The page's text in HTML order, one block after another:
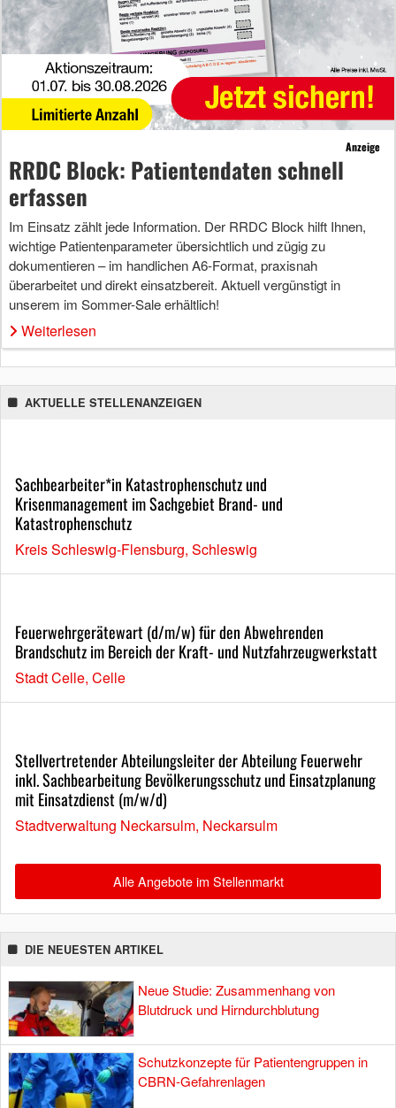
Anzeige
RRDC Block: Patientendaten schnell
erfassen
Im Einsatz zählt jede Information. Der RRDC Block hilft Ihnen,
wichtige Patientenparameter übersichtlich und zügig zu
dokumentieren – im handlichen A6-Format, praxisnah
überarbeitet und direkt einsatzbereit. Aktuell vergünstigt in
unserem im Sommer-Sale erhältlich!
Weiterlesen
AKTUELLE STELLENANZEIGEN
Sachbearbeiter*in Katastrophenschutz und
Krisenmanagement im Sachgebiet Brand- und
Katastrophenschutz
Kreis Schleswig-Flensburg, Schleswig
Feuerwehrgerätewart (d/m/w) für den Abwehrenden
Brandschutz im Bereich der Kraft- und Nutzfahrzeugwerkstatt
Stadt Celle, Celle
Stellvertretender Abteilungsleiter der Abteilung Feuerwehr
inkl. Sachbearbeitung Bevölkerungsschutz und Einsatzplanung
mit Einsatzdienst (m/w/d)
Stadtverwaltung Neckarsulm, Neckarsulm
Alle Angebote im Stellenmarkt
DIE NEUESTEN ARTIKEL
Neue Studie: Zusammenhang von
Blutdruck und Hirndurchblutung
Schutzkonzepte für Patientengruppen in
CBRN-Gefahrenlagen